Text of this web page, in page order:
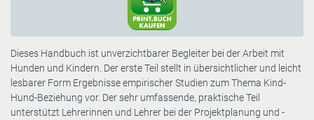
Dieses Handbuch ist unverzichtbarer Begleiter bei der Arbeit mit
Hunden und Kindern. Der erste Teil stellt in übersichtlicher und leicht
lesbarer Form Ergebnisse empirischer Studien zum Thema Kind-
Hund-Beziehung vor. Der sehr umfassende, praktische Teil
unterstützt Lehrerinnen und Lehrer bei der Projektplanung und -